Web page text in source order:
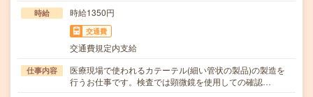
時給 時給1350円
交通費
交通費規定内支給
仕事内容
医療現場で使われるカテーテル(細い管状の製品)の製造を
行うお仕事です。検査では顕微鏡を使用しての確認…